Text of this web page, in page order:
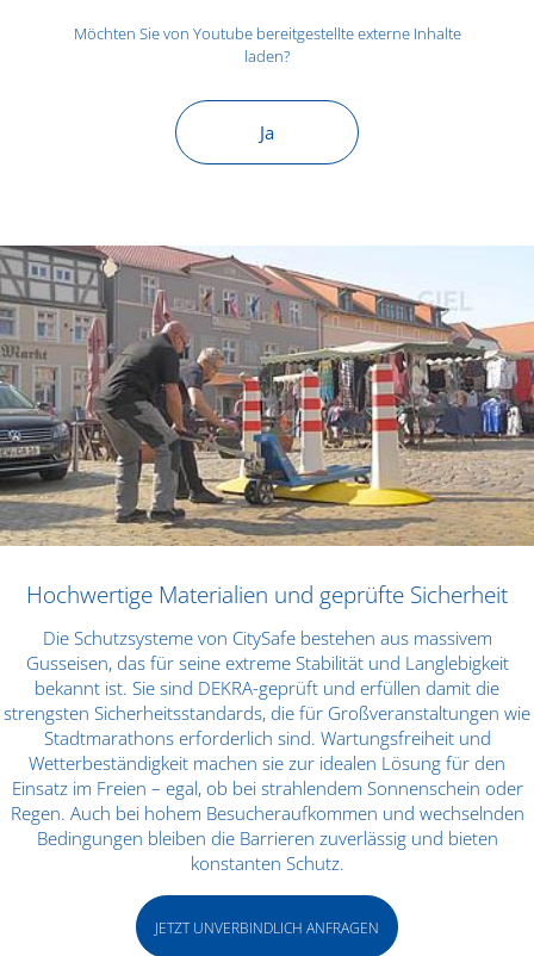
Möchten Sie von Youtubebereitgestellte externe Inhalte
laden?
Ja
Hochwertige Materialien und geprüfte Sicherheit
Die Schutzsysteme von CitySafe bestehen aus massivem
Gusseisen, das für seine extreme Stabilität und Langlebigkeit
bekannt ist. Sie sind DEKRA-geprüft und erfüllen damit die
strengsten Sicherheitsstandards, die für Großveranstaltungen wie
Stadtmarathons erforderlich sind. Wartungsfreiheit und
Wetterbeständigkeit machen sie zur idealen Lösung für den
Einsatz im Freien – egal, ob bei strahlendem Sonnenschein oder
Regen. Auch bei hohem Besucheraufkommen und wechselnden
Bedingungen bleiben die Barrieren zuverlässig und bieten
konstanten Schutz.
JETZT UNVERBINDLICH ANFRAGEN